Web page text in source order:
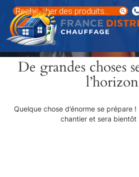
contenu
principal
Recherche
de
produits
De grandes choses
l’horizon
Quelque chose d’énorme se prépare
chantier et sera bientôt